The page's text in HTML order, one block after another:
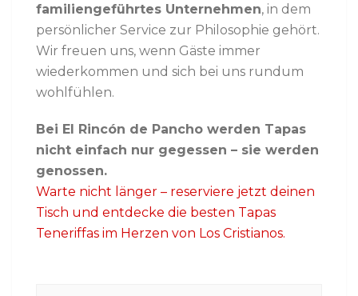
familiengeführtes Unternehmen, in dem
persönlicher Service zur Philosophie gehört.
Wir freuen uns, wenn Gäste immer
wiederkommen und sich bei uns rundum
wohlfühlen.
Bei El Rincón de Pancho werden Tapas
nicht einfach nur gegessen – sie werden
genossen.
Warte nicht länger – reserviere jetzt deinen
Tisch und entdecke die besten Tapas
Teneriffas im Herzen von Los Cristianos.